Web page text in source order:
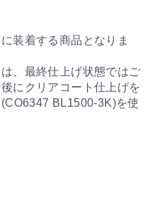
装着する商品となりま
、最終仕上げ状態ではご
にクリアコート仕上げを
BL1500-3K)を使